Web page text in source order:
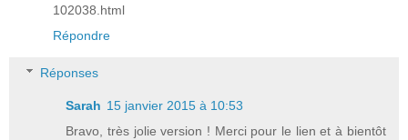
102038.html
Répondre
Réponses
Sarah 15 janvier 2015 à 10:53
Bravo, très jolie version ! Merci pour le lien et à bientôt